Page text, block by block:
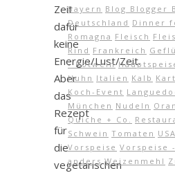
Zeit
dafür
keine
Energie/Lust/Zeit.
Aber
das
Rezept
für
die
vegetarischen
Bayern Blog Blogger
Deutschland Dinner
Romagna Fleisch
Rind Frankreich
- Rotwein
Huhn Italien Kalb
Koch-Event
München Nudeln
Quiche + Co.
Schwein Tomaten USA
Vorspeise Vorspeise
anders Weizenmehl